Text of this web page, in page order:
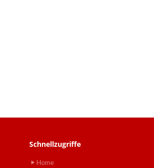
Schnellzugriffe
Home